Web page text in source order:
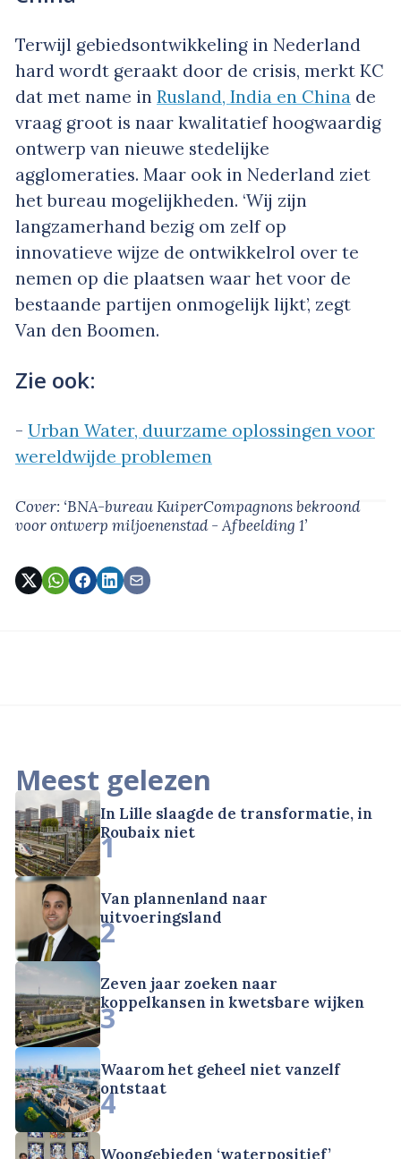
Terwijl gebiedsontwikkeling in Nederland
hard wordt geraakt door de crisis, merkt KC
dat met name in Rusland, India en China de
vraag groot is naar kwalitatief hoogwaardig
ontwerp van nieuwe stedelijke
agglomeraties. Maar ook in Nederland ziet
het bureau mogelijkheden. ‘Wij zijn
langzamerhand bezig om zelf op
innovatieve wijze de ontwikkelrol over te
nemen op die plaatsen waar het voor de
bestaande partijen onmogelijk lijkt’, zegt
Van den Boomen.
Zie ook:
- Urban Water, duurzame oplossingen voor
wereldwijde problemen
Cover: ‘BNA-bureau KuiperCompagnons bekroond
voor ontwerp miljoenenstad - Afbeelding 1’
Meest gelezen
In Lille slaagde de transformatie, in
Roubaix niet
1
Van plannenland naar
uitvoeringsland
2
Zeven jaar zoeken naar
koppelkansen in kwetsbare wijken
3
Waarom het geheel niet vanzelf
ontstaat
4
Woongebieden ‘waterpositief’